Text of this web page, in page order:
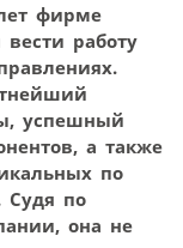
фирме
работу
успешный
а также
по
Судя по
она не